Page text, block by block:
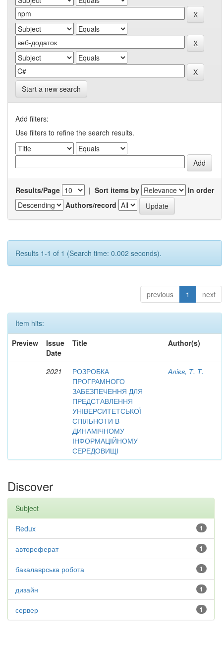
Start a new search
Add filters:
Use filters to refine the search results.
Results/Page | Sort items by
In order
Authors/record
Results 1-1 of 1 (Search time: 0.002 seconds).
previous 1 next
Item hits:
Preview
Issue
Date
Title Author(s)
2021
РОЗРОБКА
ПРОГРАМНОГО
ЗАБЕЗПЕЧЕННЯ ДЛЯ
ПРЕДСТАВЛЕННЯ
УНІВЕРСИТЕТСЬКОЇ
СПІЛЬНОТИ В
ДИНАМІЧНОМУ
ІНФОРМАЦІЙНОМУ
СЕРЕДОВИЩІ
Алієв, Т. Т.
Discover
Subject
1
Redux
1
автореферат
1
бакалаврська робота
1
дизайн
1
сервер